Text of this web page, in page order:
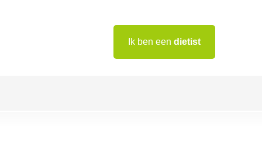
Ik ben een dietist